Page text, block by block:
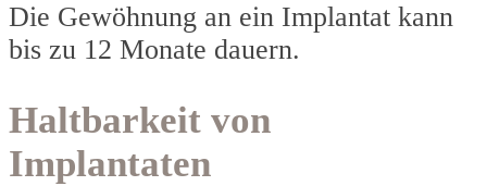
Die Gewöhnung an ein Implantat kann
bis zu 12 Monate dauern.
Haltbarkeit von
Implantaten